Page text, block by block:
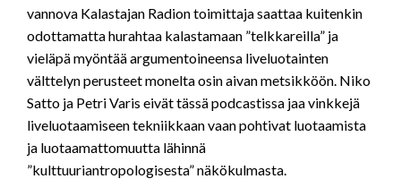
vannova Kalastajan Radion toimittaja saattaa kuitenkin
odottamatta hurahtaa kalastamaan ”telkkareilla” ja
vieläpä myöntää argumentoineensa liveluotainten
välttelyn perusteet monelta osin aivan metsikköön. Niko
Satto ja Petri Varis eivät tässä podcastissa jaa vinkkejä
liveluotaamiseen tekniikkaan vaan pohtivat luotaamista
ja luotaamattomuutta lähinnä
”kulttuuriantropologisesta” näkökulmasta.